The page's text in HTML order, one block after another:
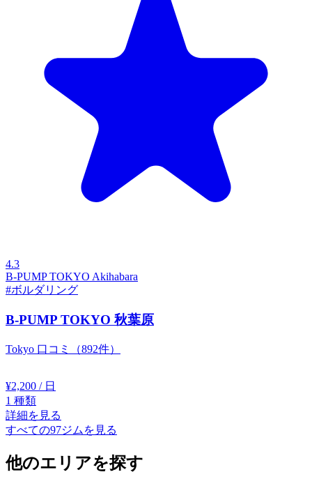
4.3
B-PUMP TOKYO Akihabara
#ボルダリング
B-PUMP TOKYO 秋葉原
Tokyo 口コミ（892件）
¥2,200 / 日
1 種類
詳細を見る
すべての97ジムを見る
他のエリアを探す